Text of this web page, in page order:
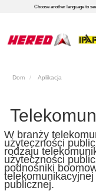
Choose another language to
Dom Aplikacja
W branży
użyteczności
rodzaju
użyteczności
podnośniki
publicznej.